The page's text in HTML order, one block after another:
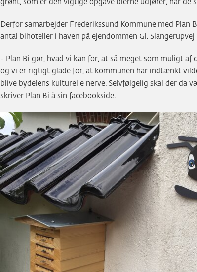
grønt, som er den vigtige opgave bierne udfører, når de
Derfor samarbejder Frederikssund Kommune med Plan
antal bihoteller i haven på ejendommen Gl. Slangerupvej
- Plan Bi gør, hvad vi kan for, at så meget som muligt af
og vi er rigtigt glade for, at kommunen har indtænkt
blive bydelens kulturelle nerve. Selvfølgelig skal der da
skriver Plan Bi å sin facebookside.